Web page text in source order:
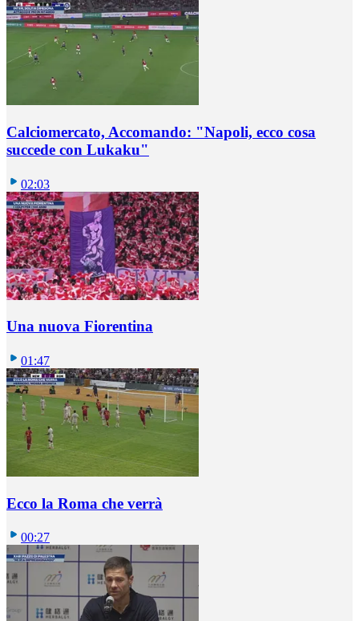
Calciomercato, Accomando: "Napoli, ecco cosa
succede con Lukaku"
02:03
Una nuova Fiorentina
01:47
Ecco la Roma che verrà
00:27